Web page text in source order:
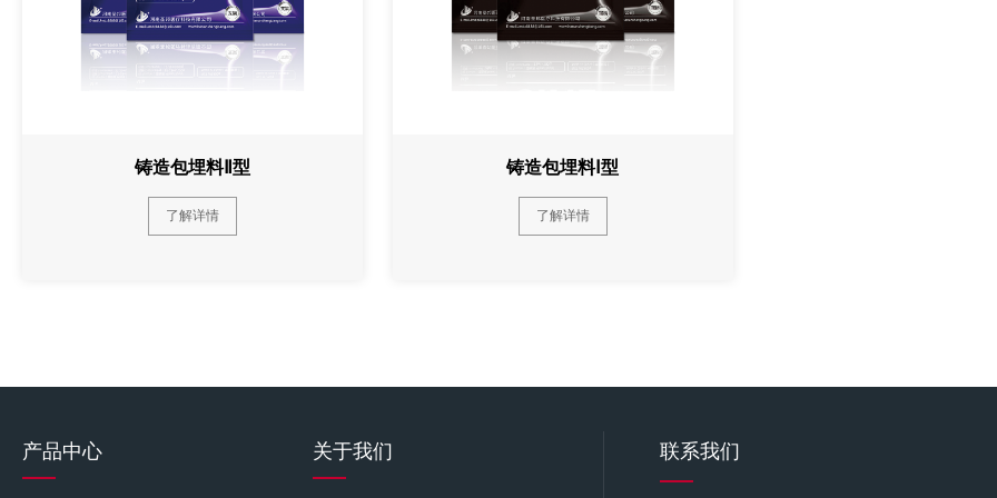
铸造包埋料Ⅱ型
了解详情
铸造包埋料Ⅰ型
了解详情
产品中心 关于我们 联系我们